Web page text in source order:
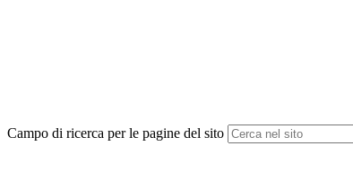
Campo di ricerca per le pagine del sito